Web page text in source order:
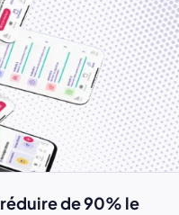
réduire de 90% le